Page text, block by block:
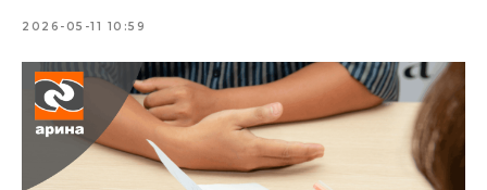
2026-05-11 10:59